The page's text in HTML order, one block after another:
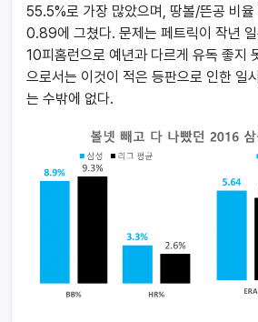
55.5%로 가장 많았으며, 땅볼/뜬공 비율
0.89에 그쳤다. 문제는 페트릭이 작년
10피홈런으로 예년과 다르게 유독 좋지
으로서는 이것이 적은 등판으로 인한 일
는 수밖에 없다.